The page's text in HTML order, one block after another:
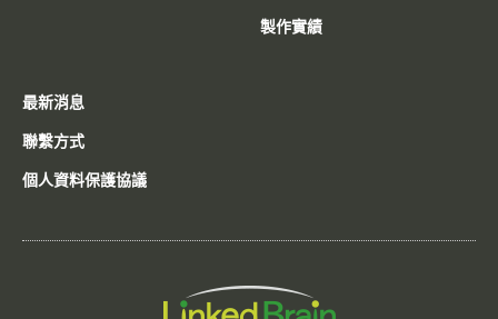
製作實績
最新消息
聯繫方式
個人資料保護協議